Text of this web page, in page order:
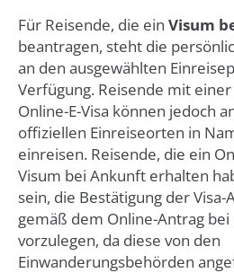
Für Reisende, die ein Visum
beantragen, steht die
an den ausgewählten
Verfügung. Reisende mit
Online-E-Visa können jedoch
offiziellen Einreiseorten in
einreisen. Reisende, die ein
Visum bei Ankunft erhalten
sein, die Bestätigung der
gemäß dem Online-Antrag bei
vorzulegen, da diese von den
Einwanderungsbehörden